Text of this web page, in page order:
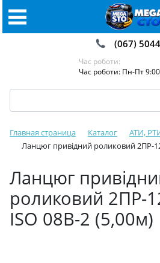
(067)
Час роботи:
Час роботи: Пн-Пт
Главная страница Каталог АТИ,
Ланцюг привідний роликовий 2ПР-
Ланцюг
роликовий 2ПР-
ISO 08B-2 (5,00м)